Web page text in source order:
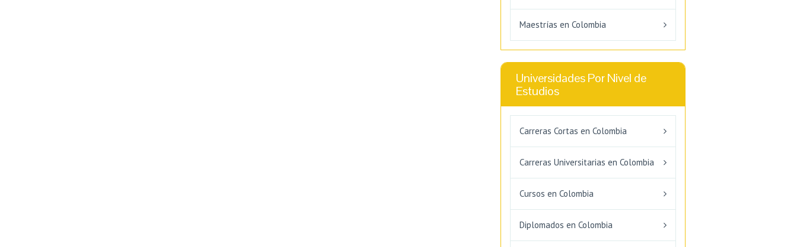
Maestrías en Colombia
Universidades Por Nivel de
Estudios
Carreras Cortas en Colombia
Carreras Universitarias en Colombia
Cursos en Colombia
Diplomados en Colombia